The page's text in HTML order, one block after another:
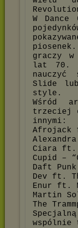
W
graczy
lat 70.
Slide
style.
Wśród
trzeciej
innymi:
Afrojack
Ciara ft.
Cupid –
Daft
Dev ft.
Enur ft.
Martin
The
wspólnie